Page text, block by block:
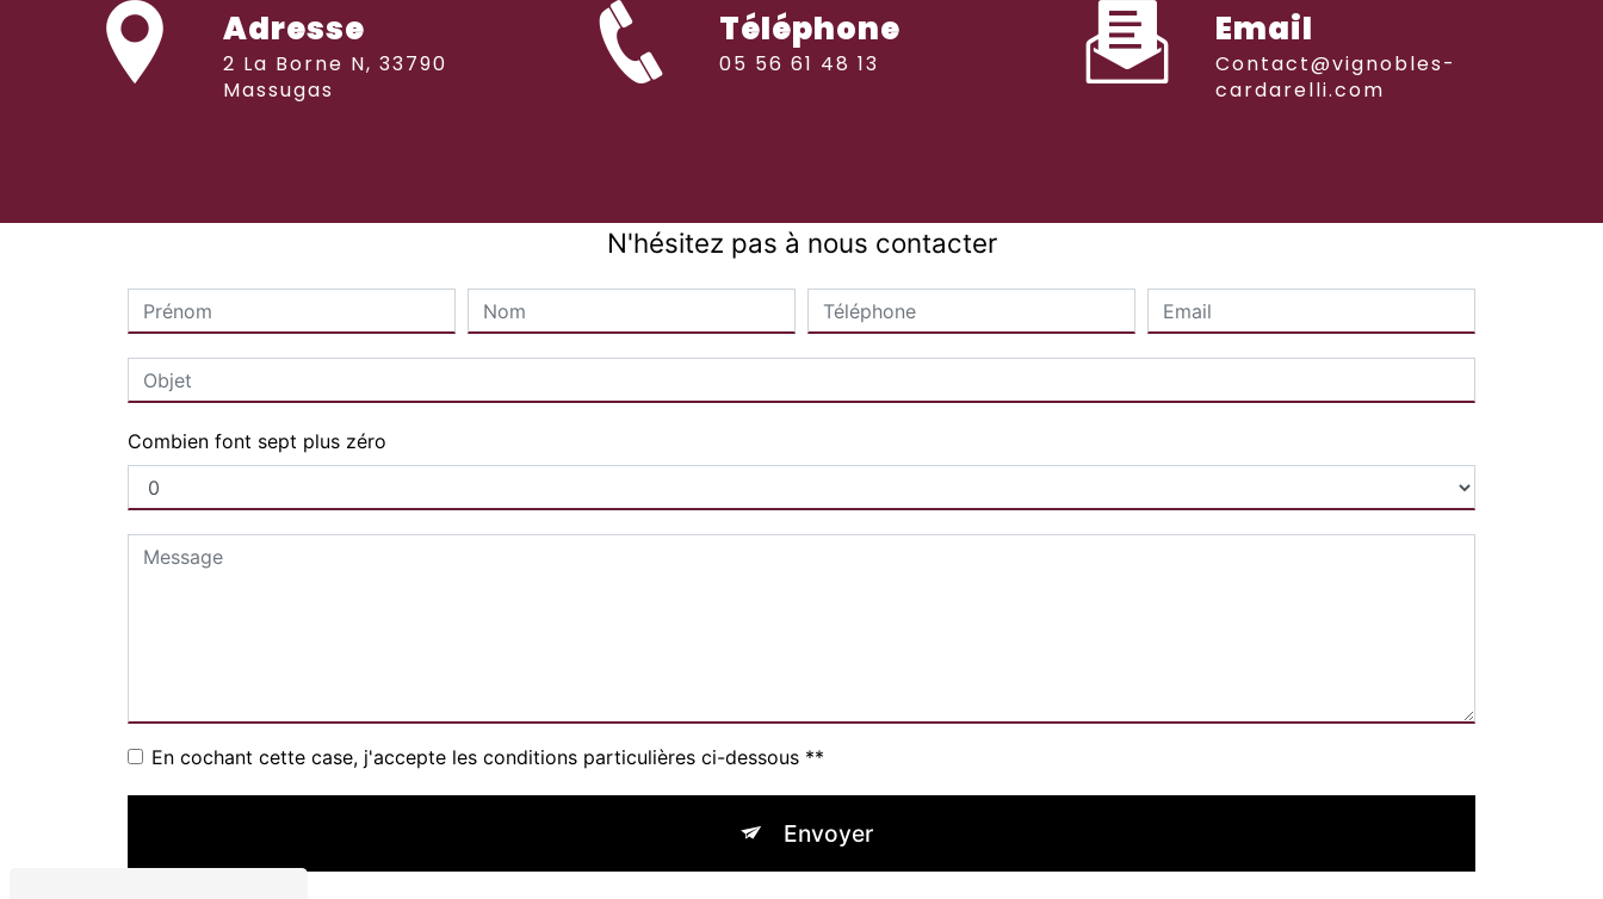
Adresse
2 La Borne N, 33790
Massugas
Téléphone
05 56 61 48 13
Email
contact@vignobles-
cardarelli.com
N'hésitez pas à nous contacter
Combien font sept plus zéro
En cochant cette case, j'accepte les conditions particulières ci-dessous **
Envoyer